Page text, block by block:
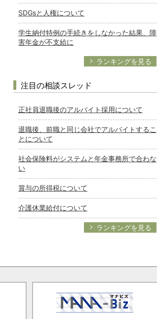
SDGsと人権について
学生納付特例の手続きをしなかった結果、障
害年金が不支給に
ランキングを見る
注目の相談スレッド
正社員退職後のアルバイト採用について
退職後、前職と同じ会社でアルバイトするこ
とについて
社会保険料がシステムと年金事務所で合わな
い
賞与の所得税について
介護休業給付について
ランキングを見る